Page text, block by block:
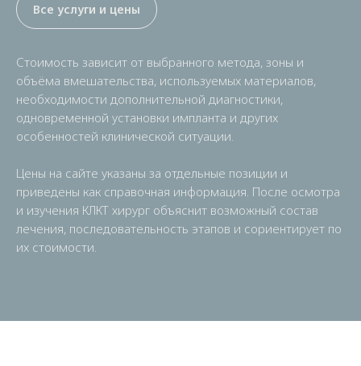
Все услуги и цены
Стоимость зависит от выбранного метода, зоны и
объёма вмешательства, используемых материалов,
необходимости дополнительной диагностики,
одновременной установки импланта и других
особенностей клинической ситуации.
Цены на сайте указаны за отдельные позиции и
приведены как справочная информация. После осмотра
и изучения КЛКТ хирург объяснит возможный состав
лечения, последовательность этапов и сориентирует по
их стоимости.